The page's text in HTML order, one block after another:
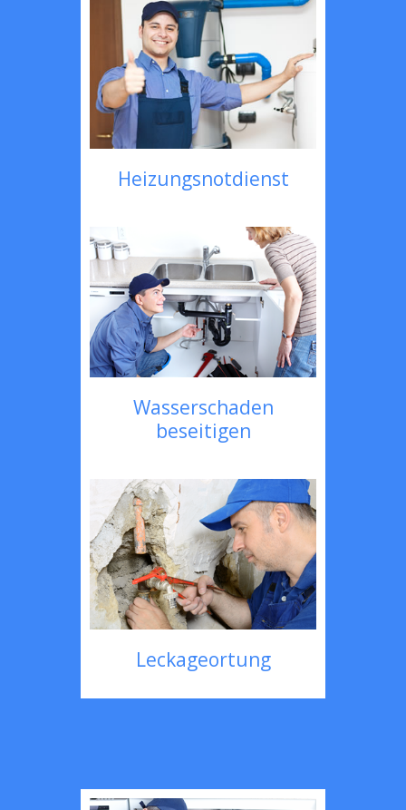
Heizungsnotdienst
Wasserschaden
beseitigen
Leckageortung